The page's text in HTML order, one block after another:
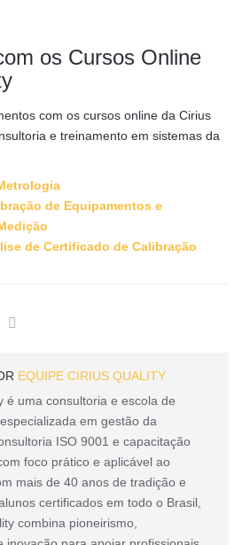
os Cursos Online
com os cursos online da Cirius
e treinamento em sistemas da
de Equipamentos e
de Certificado de Calibração
EQUIPE CIRIUS QUALITY
é uma consultoria e escola de
em gestão da
ISO 9001 e capacitação
foco prático e aplicável ao
mais de 40 anos de tradição e
certificados em todo o Brasil,
combina pioneirismo,